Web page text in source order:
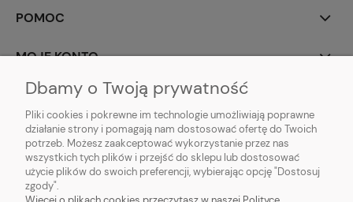
POMOC
MOJE KONTO
PŁATNOŚCI I DOSTAWA
INFORMACJE
O NAS
Dbamy o Twoją prywatność
Pliki cookies i pokrewne im technologie umożliwiają poprawne
działanie strony i pomagają nam dostosować ofertę do Twoich
potrzeb. Możesz zaakceptować wykorzystanie przez nas
wszystkich tych plików i przejść do sklepu lub dostosować
użycie plików do swoich preferencji, wybierając opcję "Dostosuj
zgody".